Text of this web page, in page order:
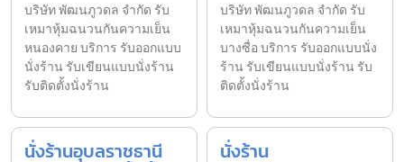
บริษัท พัฒนภูวดล จำกัด รับ
เหมาหุ้มฉนวนกันความเย็น
หนองคาย บริการ รับออกแบบ
นั่งร้าน รับเขียนแบบนั่งร้าน
รับติดตั้งนั่งร้าน
บริษัท พัฒนภูวดล จำกัด รับ
เหมาหุ้มฉนวนกันความเย็น
บางซื่อ บริการ รับออกแบบนั่ง
ร้าน รับเขียนแบบนั่งร้าน รับ
ติดตั้งนั่งร้าน
นั่งร้านอุบลราชธานี
นั่งร้าน